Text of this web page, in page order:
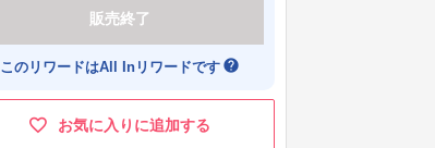
販売終了
このリワードはAll Inリワードです help
お気に入りに追加する